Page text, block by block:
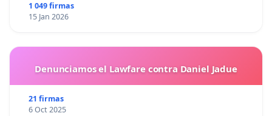
1 049 firmas
15 Jan 2026
Denunciamos el Lawfare contra Daniel Jadue
21 firmas
6 Oct 2025